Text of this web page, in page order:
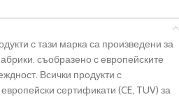
с тази марка са произведени за
съобразено с европейските
Всички продукти с
сертификати (CE, TUV) за